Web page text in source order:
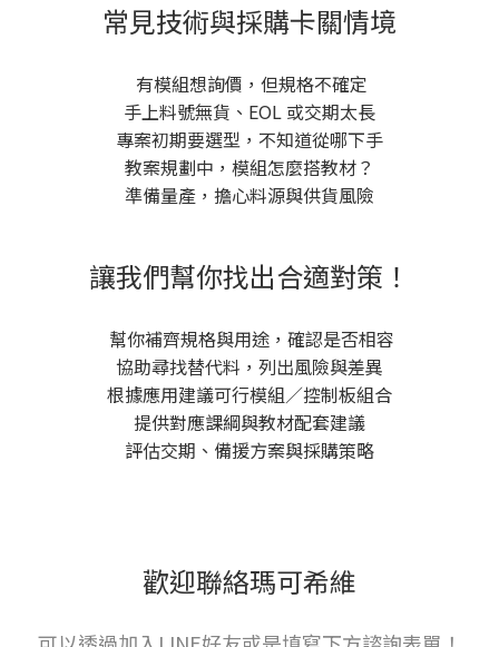
常見技術與採購卡關情境
有模組想詢價，但規格不確定
手上料號無貨、EOL 或交期太長
專案初期要選型，不知道從哪下手
教案規劃中，模組怎麼搭教材？
準備量產，擔心料源與供貨風險
讓我們幫你找出合適對策！
幫你補齊規格與用途，確認是否相容
協助尋找替代料，列出風險與差異
根據應用建議可行模組／控制板組合
提供對應課綱與教材配套建議
評估交期、備援方案與採購策略
歡迎聯絡瑪可希維